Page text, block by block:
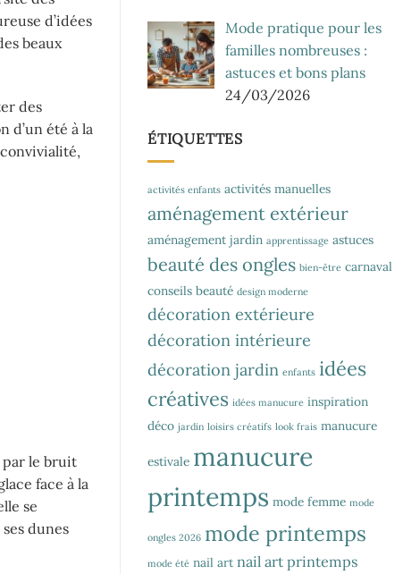
d’idées
beaux
des
d’un été à la
par le bruit
face à la
se
dunes
Mode pratique pour les
familles nombreuses :
astuces et bons plans
24/03/2026
ÉTIQUETTES
activités enfants activités manuelles
aménagement extérieur
aménagement jardin apprentissage astuces
beauté des ongles bien-être carnaval
conseils beauté design moderne
décoration extérieure
décoration intérieure
décoration jardin enfants idées
créatives idées manucure inspiration
déco jardin loisirs créatifs look frais manucure
estivale manucure
printemps mode femme mode
ongles 2026 mode printemps
mode été nail art nail art printemps